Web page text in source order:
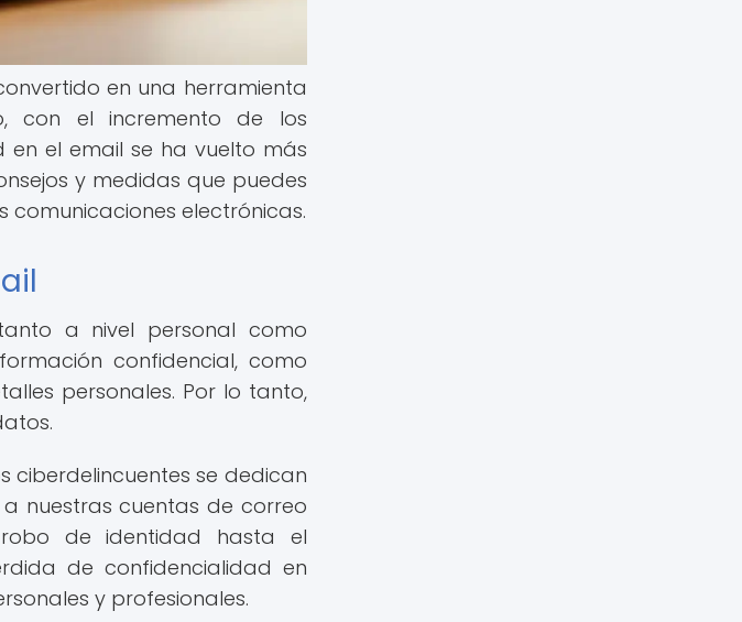
en una herramienta
con el incremento de los
el email se ha vuelto más
y medidas que puedes
electrónicas.
a nivel personal como
confidencial, como
personales. Por lo tanto,
ciberdelincuentes se dedican
nuestras cuentas de correo
robo de identidad hasta el
de confidencialidad en
y profesionales.